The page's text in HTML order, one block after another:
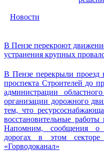
Новости
В Пензе перекроют
устранения крупных
В Пензе перекрыли проезд
проспекта Строителей до
администрации
организации дорожного
тем, что
восстановительные
Напомним, сообщения о
дорогах в этом
«Горводоканал»